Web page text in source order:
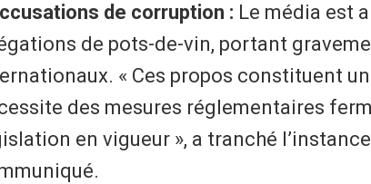
de corruption : Le média est
de pots-de-vin, portant
« Ces propos constituent
des mesures réglementaires
en vigueur », a tranché